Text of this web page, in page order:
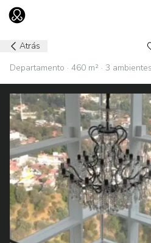
Ir al home
Atrás
Departamento · 460 m² · 3